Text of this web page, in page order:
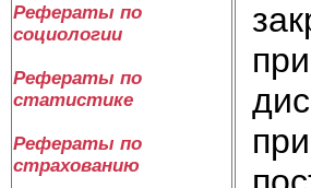
Рефераты по
социологии
Рефераты по
статистике
Рефераты по
страхованию